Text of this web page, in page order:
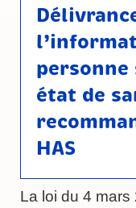
personne
état de
HAS
La loi du 4 mars